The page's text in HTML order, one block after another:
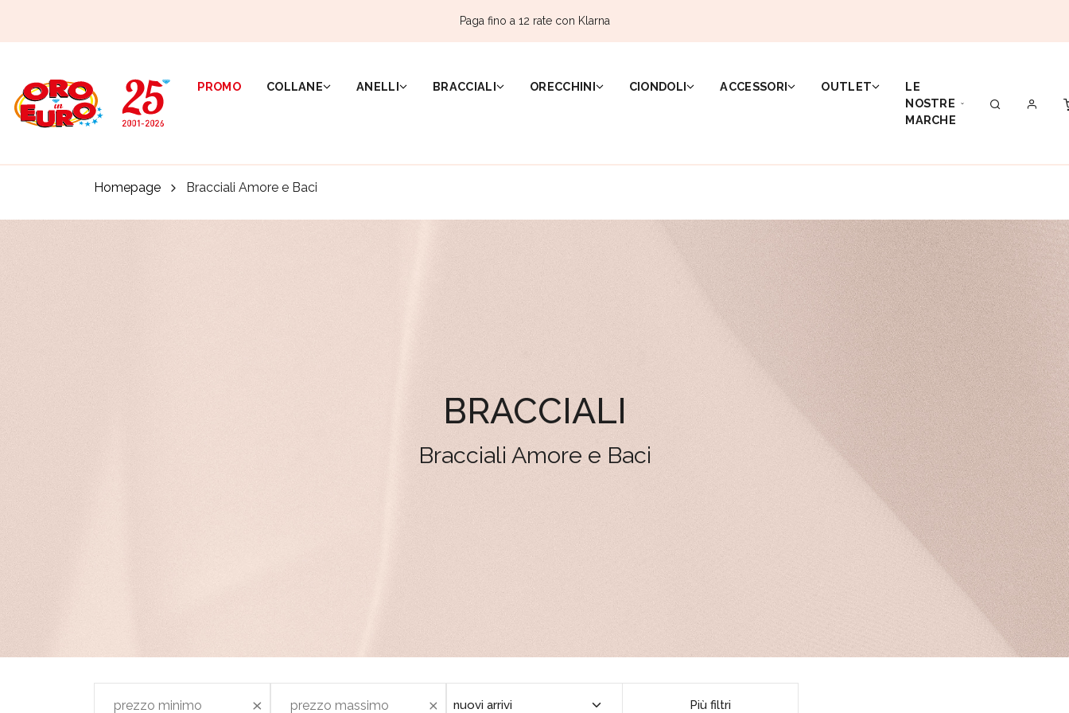
Paga fino a 12 rate con Klarna
PROMO COLLANE ANELLI BRACCIALI ORECCHINI CIONDOLI ACCESSORI OUTLET
LE
NOSTRE
MARCHE
Homepage Bracciali Amore e Baci
BRACCIALI
Bracciali Amore e Baci
Più filtri